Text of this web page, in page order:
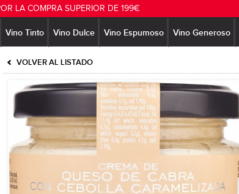
LA COMPRA SUPERIOR DE 199€
Vino Tinto Vino Dulce Vino Espumoso Vino Generoso
VOLVER AL LISTADO